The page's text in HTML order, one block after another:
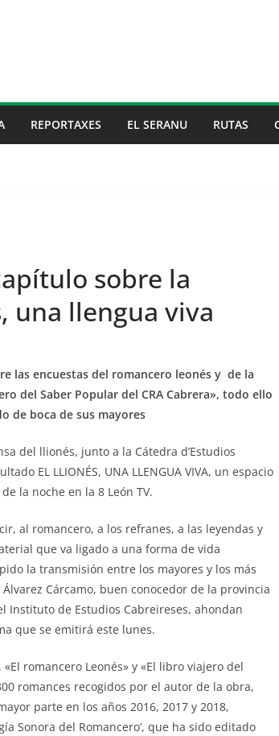
REPORTAXES EL SERANU RUTAS
sobre la
una llengua viva
las encuestas del romancero leonés y de la
del Saber Popular del CRA Cabrera», todo ello
de boca de sus mayores
del llionés, junto a la Cátedra d’Estudios
EL LLIONÉS, UNA LLENGUA VIVA, un espacio
la noche en la 8 León TV.
al romancero, a los refranes, a las leyendas y
que va ligado a una forma de vida
la transmisión entre los mayores y los más
Cárcamo, buen conocedor de la provincia
Instituto de Estudios Cabreireses, ahondan
que se emitirá este lunes.
romancero Leonés» y «El libro viajero del
romances recogidos por el autor de la obra,
parte en los años 2016, 2017 y 2018,
Sonora del Romancero’, que ha sido editado